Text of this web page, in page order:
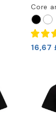
Core
16,67